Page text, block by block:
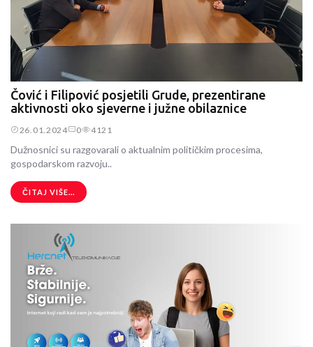
Čović i Filipović posjetili Grude, prezentirane
aktivnosti oko sjeverne i južne obilaznice
26.01.2024 0 4121
Dužnosnici su razgovarali o aktualnim političkim procesima,
gospodarskom razvoju..
ČITAJ VIŠE...